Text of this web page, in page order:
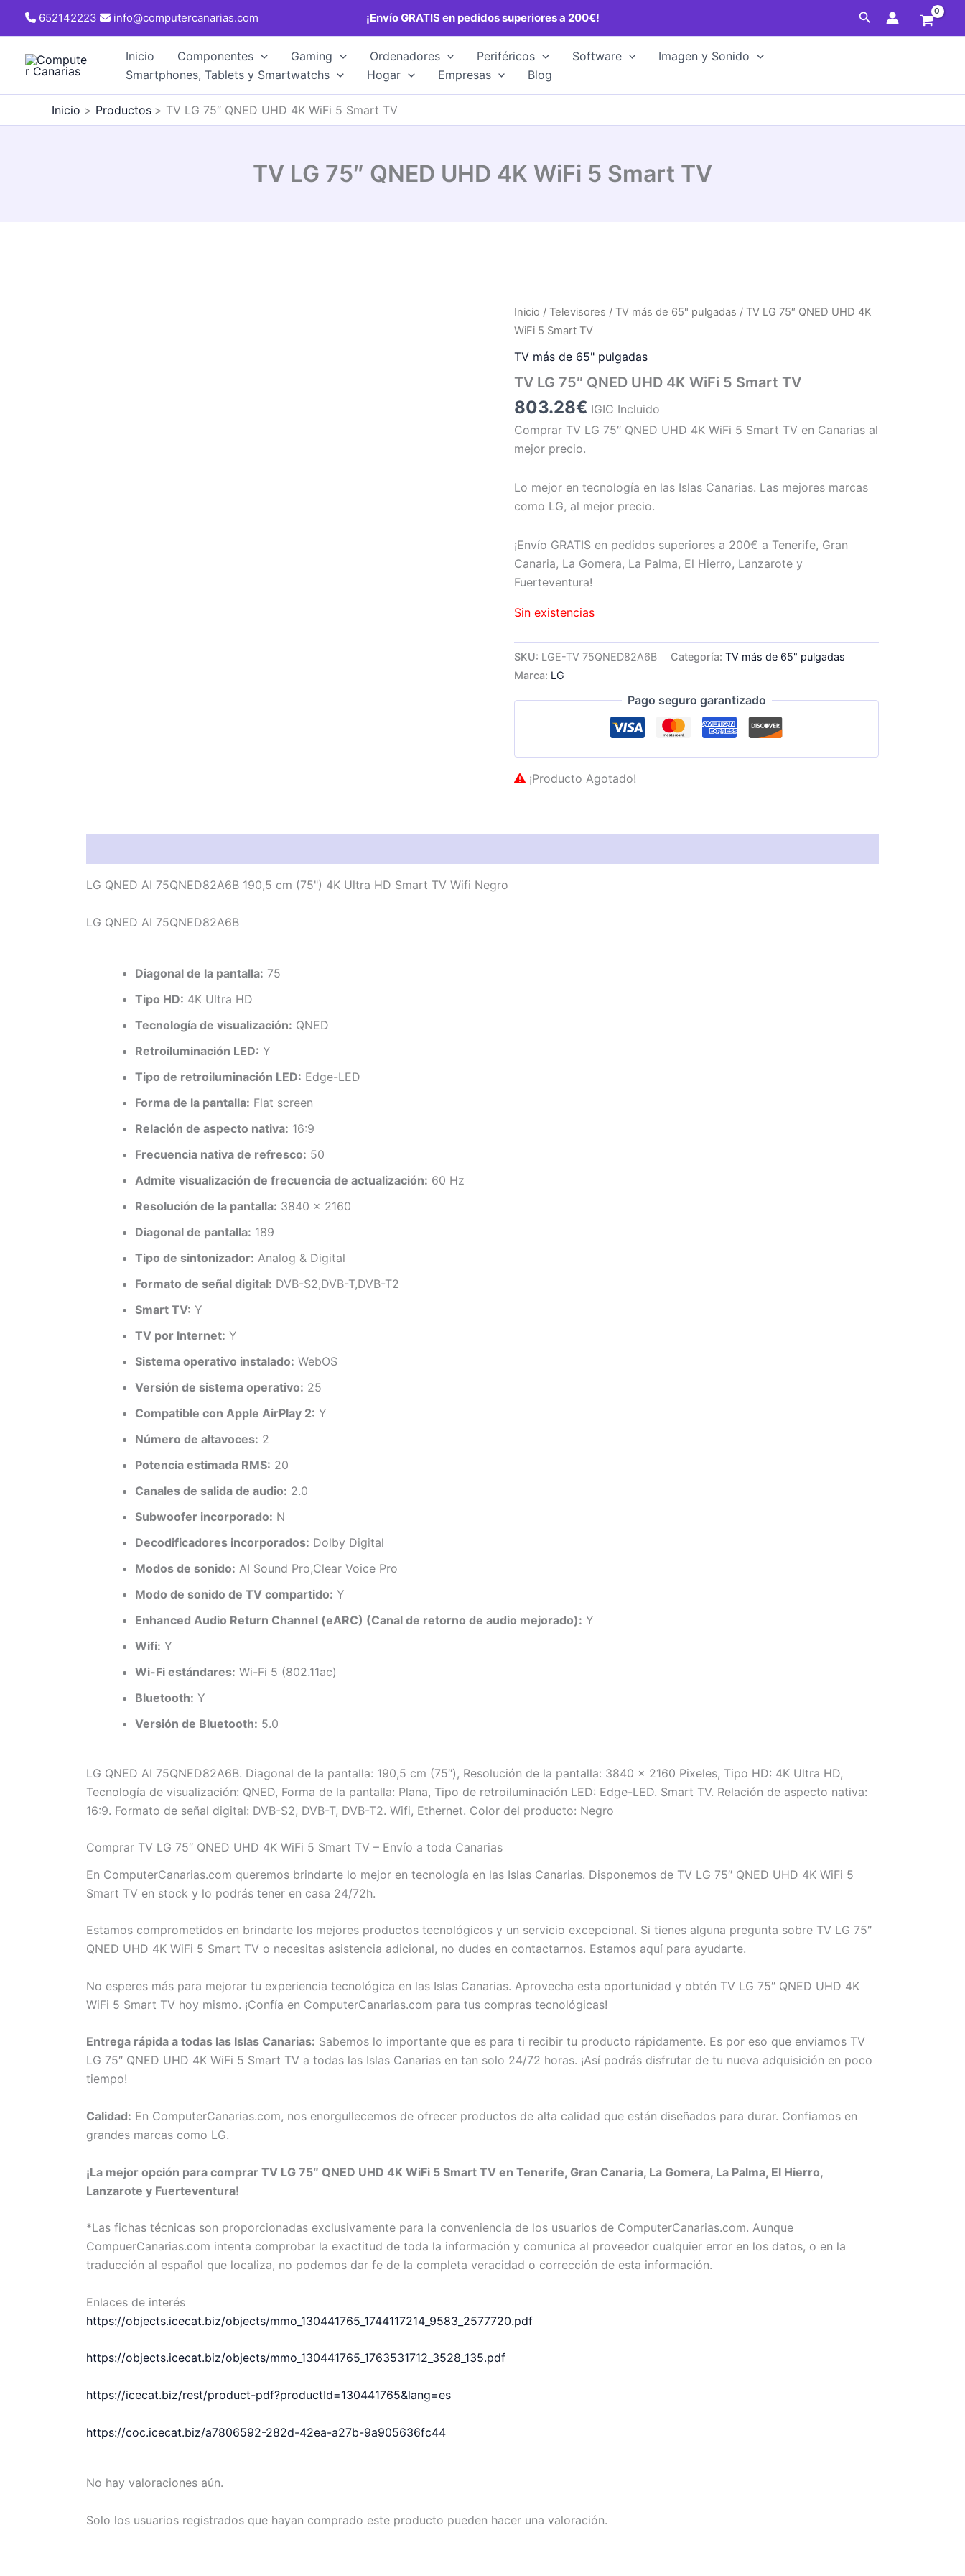
652142223 info@computercanarias.com ¡Envío GRATIS en pedidos superiores a 200€! Buscar
Inicio Componentes Gaming Ordenadores Periféricos Software
Imagen y Sonido
Smartphones, Tablets y Smartwatchs
Hogar Empresas Blog
Inicio Productos TV LG 75″ QNED UHD 4K WiFi 5 Smart TV
TV LG 75″ QNED UHD 4K WiFi 5 Smart TV
Inicio /Televisores /TV más de 65" pulgadas / TV LG 75″ QNED UHD 4K
WiFi 5 Smart TV
TV más de 65" pulgadas
TV LG 75″ QNED UHD 4K WiFi 5 Smart TV
803.28€ IGIC Incluido
Comprar TV LG 75″ QNED UHD 4K WiFi 5 Smart TV en Canarias al
mejor precio.
Lo mejor en tecnología en las Islas Canarias. Las mejores marcas
como LG, al mejor precio.
¡Envío GRATIS en pedidos superiores a 200€ a Tenerife, Gran
Canaria, La Gomera, La Palma, El Hierro, Lanzarote y
Fuerteventura!
Sin existencias
SKU: LGE-TV 75QNED82A6B Categoría:TV más de 65" pulgadas
Marca: LG
Pago seguro garantizado
¡Producto Agotado!
LG QNED AI 75QNED82A6B 190,5 cm (75") 4K Ultra HD Smart TV Wifi Negro
LG QNED AI 75QNED82A6B
Diagonal de la pantalla: 75
Tipo HD: 4K Ultra HD
Tecnología de visualización: QNED
Retroiluminación LED: Y
Tipo de retroiluminación LED: Edge-LED
Forma de la pantalla: Flat screen
Relación de aspecto nativa: 16:9
Frecuencia nativa de refresco: 50
Admite visualización de frecuencia de actualización: 60 Hz
Resolución de la pantalla: 3840 x 2160
Diagonal de pantalla: 189
Tipo de sintonizador: Analog & Digital
Formato de señal digital: DVB-S2,DVB-T,DVB-T2
Smart TV: Y
TV por Internet: Y
Sistema operativo instalado: WebOS
Versión de sistema operativo: 25
Compatible con Apple AirPlay 2: Y
Número de altavoces: 2
Potencia estimada RMS: 20
Canales de salida de audio: 2.0
Subwoofer incorporado: N
Decodificadores incorporados: Dolby Digital
Modos de sonido: AI Sound Pro,Clear Voice Pro
Modo de sonido de TV compartido: Y
Enhanced Audio Return Channel (eARC) (Canal de retorno de audio mejorado): Y
Wifi: Y
Wi-Fi estándares: Wi-Fi 5 (802.11ac)
Bluetooth: Y
Versión de Bluetooth: 5.0
LG QNED AI 75QNED82A6B. Diagonal de la pantalla: 190,5 cm (75″), Resolución de la pantalla: 3840 x 2160 Pixeles, Tipo HD: 4K Ultra HD,
Tecnología de visualización: QNED, Forma de la pantalla: Plana, Tipo de retroiluminación LED: Edge-LED. Smart TV. Relación de aspecto nativa:
16:9. Formato de señal digital: DVB-S2, DVB-T, DVB-T2. Wifi, Ethernet. Color del producto: Negro
Comprar TV LG 75″ QNED UHD 4K WiFi 5 Smart TV – Envío a toda Canarias
En ComputerCanarias.com queremos brindarte lo mejor en tecnología en las Islas Canarias. Disponemos de TV LG 75″ QNED UHD 4K WiFi 5
Smart TV en stock y lo podrás tener en casa 24/72h.
Estamos comprometidos en brindarte los mejores productos tecnológicos y un servicio excepcional. Si tienes alguna pregunta sobre TV LG 75″
QNED UHD 4K WiFi 5 Smart TV o necesitas asistencia adicional, no dudes en contactarnos. Estamos aquí para ayudarte.
No esperes más para mejorar tu experiencia tecnológica en las Islas Canarias. Aprovecha esta oportunidad y obtén TV LG 75″ QNED UHD 4K
WiFi 5 Smart TV hoy mismo. ¡Confía en ComputerCanarias.com para tus compras tecnológicas!
Entrega rápida a todas las Islas Canarias: Sabemos lo importante que es para ti recibir tu producto rápidamente. Es por eso que enviamos TV
LG 75″ QNED UHD 4K WiFi 5 Smart TV a todas las Islas Canarias en tan solo 24/72 horas. ¡Así podrás disfrutar de tu nueva adquisición en poco
tiempo!
Calidad: En ComputerCanarias.com, nos enorgullecemos de ofrecer productos de alta calidad que están diseñados para durar. Confiamos en
grandes marcas como LG.
¡La mejor opción para comprar TV LG 75″ QNED UHD 4K WiFi 5 Smart TV en Tenerife, Gran Canaria, La Gomera, La Palma, El Hierro,
Lanzarote y Fuerteventura!
*Las fichas técnicas son proporcionadas exclusivamente para la conveniencia de los usuarios de ComputerCanarias.com. Aunque
CompuerCanarias.com intenta comprobar la exactitud de toda la información y comunica al proveedor cualquier error en los datos, o en la
traducción al español que localiza, no podemos dar fe de la completa veracidad o corrección de esta información.
Enlaces de interés
https://objects.icecat.biz/objects/mmo_130441765_1744117214_9583_2577720.pdf
https://objects.icecat.biz/objects/mmo_130441765_1763531712_3528_135.pdf
https://icecat.biz/rest/product-pdf?productId=130441765&lang=es
https://coc.icecat.biz/a7806592-282d-42ea-a27b-9a905636fc44
No hay valoraciones aún.
Solo los usuarios registrados que hayan comprado este producto pueden hacer una valoración.